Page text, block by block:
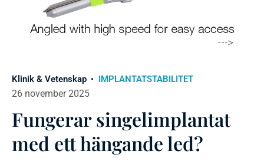
Klinik & Vetenskap IMPLANTATSTABILITET
26 november 2025
Fungerar singelimplantat
med ett hängande led?